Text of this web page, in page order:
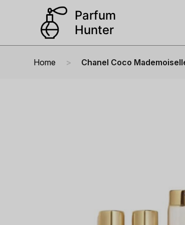
Home Chanel Coco